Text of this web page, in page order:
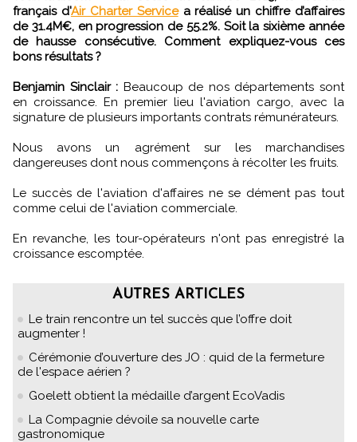
français d'Air Charter Service a réalisé un chiffre d’affaires
de 31.4M€, en progression de 55.2%. Soit la sixième année
de hausse consécutive. Comment expliquez-vous ces
bons résultats ?
Benjamin Sinclair : Beaucoup de nos départements sont
en croissance. En premier lieu l'aviation cargo, avec la
signature de plusieurs importants contrats rémunérateurs.
Nous avons un agrément sur les marchandises
dangereuses dont nous commençons à récolter les fruits.
Le succès de l'aviation d'affaires ne se dément pas tout
comme celui de l'aviation commerciale.
En revanche, les tour-opérateurs n'ont pas enregistré la
croissance escomptée.
AUTRES ARTICLES
Le train rencontre un tel succès que l’offre doit
augmenter !
Cérémonie d’ouverture des JO : quid de la fermeture
de l'espace aérien ?
Goelett obtient la médaille d’argent EcoVadis
La Compagnie dévoile sa nouvelle carte
gastronomique